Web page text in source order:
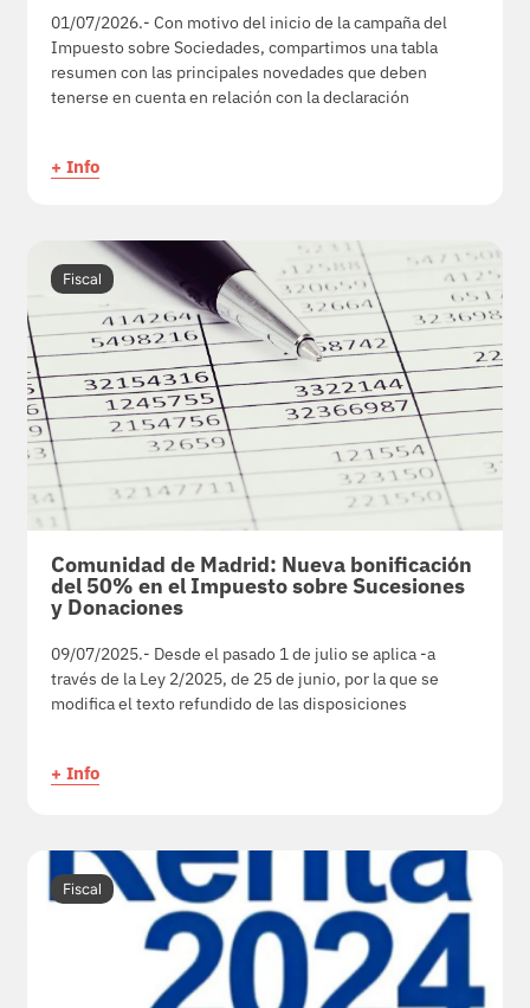
01/07/2026.- Con motivo del inicio de la campaña del
Impuesto sobre Sociedades, compartimos una tabla
resumen con las principales novedades que deben
tenerse en cuenta en relación con la declaración
+ Info
Fiscal
Comunidad de Madrid: Nueva bonificación
del 50% en el Impuesto sobre Sucesiones
y Donaciones
09/07/2025.- Desde el pasado 1 de julio se aplica -a
través de la Ley 2/2025, de 25 de junio, por la que se
modifica el texto refundido de las disposiciones
+ Info
Fiscal